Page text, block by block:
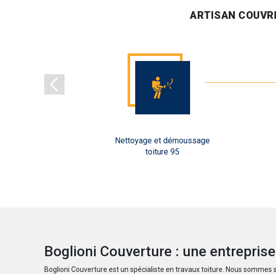
ARTISAN
Nettoyage et démoussage
toiture 95
Boglioni Couverture : une
Boglioni Couverture est un spécialiste en travaux toiture. Nous